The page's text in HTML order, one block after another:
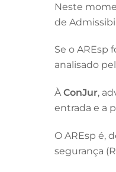
Neste
de
Se o AREsp
analisado
ÀConJur,
entrada e a
O AREsp é,
segurança